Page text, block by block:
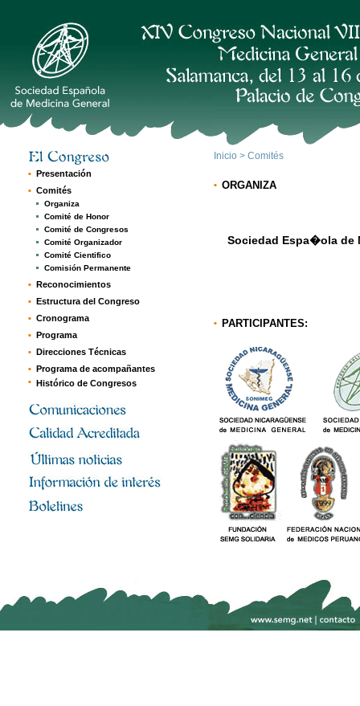
Presentación
Comités
Organiza
Comité de Honor
Comité de Congresos
Comité Organizador
Comité Cientifico
Comisión Permanente
Reconocimientos
Estructura del Congreso
Cronograma
Programa
Direcciones Técnicas
Programa de acompañantes
Histórico de Congresos
Inicio > Comités
ORGANIZA
Sociedad Espa�ola de
PARTICIPANTES: